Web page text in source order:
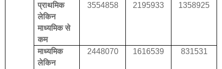
प्राथमिक
लेकिन
माध्यमिक से
कम
3554858 2195933 1358925
माध्यमिक
लेकिन
2448070 1616539 831531